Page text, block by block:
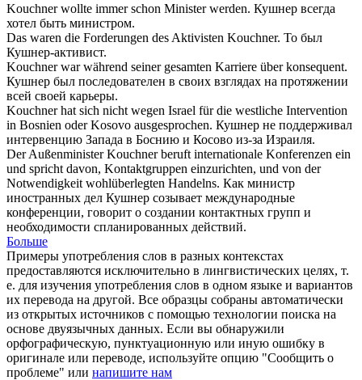
Kouchnerwollte immer schon Minister werden. Кушнер всегда
хотел быть министром.
Das waren die Forderungen des Aktivisten Kouchner. То был
Кушнер-активист.
Kouchnerwar während seiner gesamten Karriere über konsequent.
Кушнер был последователен в своих взглядах на протяжении
всей своей карьеры.
Kouchnerhat sich nicht wegen Israel für die westliche Intervention
in Bosnien oder Kosovo ausgesprochen. Кушнер не поддерживал
интервенцию Запада в Боснию и Косово из-за Израиля.
Der AußenministerKouchnerberuft internationale Konferenzen ein
und spricht davon, Kontaktgruppen einzurichten, und von der
Notwendigkeit wohlüberlegten Handelns. Как министр
иностранных дел Кушнер созывает международные
конференции, говорит о создании контактных групп и
необходимости спланированных действий.
Больше
Примеры употребления слов в разных контекстах
предоставляются исключительно в лингвистических целях, т.
е. для изучения употребления слов в одном языке и вариантов
их перевода на другой. Все образцы собраны автоматически
из открытых источников с помощью технологии поиска на
основе двуязычных данных. Если вы обнаружили
орфографическую, пунктуационную или иную ошибку в
оригинале или переводе, используйте опцию "Сообщить о
проблеме" или напишите нам